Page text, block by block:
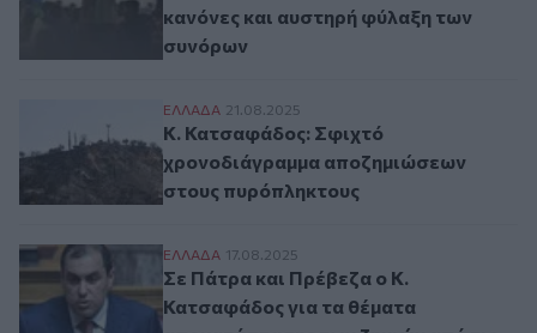
κανόνες και αυστηρή φύλαξη των
συνόρων
Κ. Κατσαφάδος: Σφιχτό
ΕΛΛAΔΑ 21.08.2025
Κ. Κατσαφάδος: Σφιχτό
χρονοδιάγραμμα αποζημιώσεων
στους πυρόπληκτους
Σε Πάτρα και Πρέβεζα o Κ. Κατσαφάδος
ΕΛΛAΔΑ 17.08.2025
Σε Πάτρα και Πρέβεζα o Κ.
Κατσαφάδος για τα θέματα